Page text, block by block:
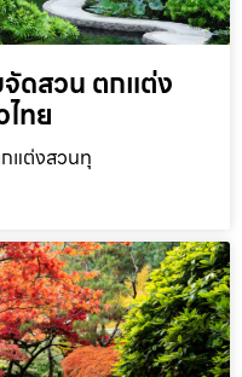
ดสวน ตกแต่ง
ทย
แต่งสวนทุ